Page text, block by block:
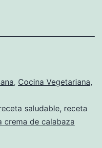
, Cocina Vegetariana,
saludable, receta
crema de calabaza